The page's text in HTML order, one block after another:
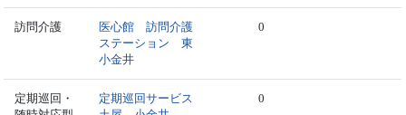
訪問介護
医心館 訪問介護
ステーション 東
小金井
0
定期巡回・
定期巡回サービス
0